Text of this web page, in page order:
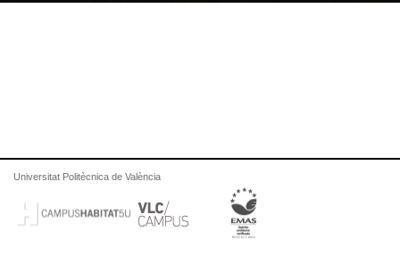
Universitat Politècnica de València